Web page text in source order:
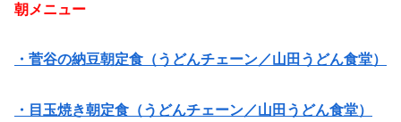
朝メニュー
・菅谷の納豆朝定食（うどんチェーン／山田うどん食堂）
・目玉焼き朝定食（うどんチェーン／山田うどん食堂）